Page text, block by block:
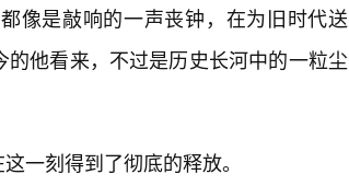
像是敲响的一声丧钟，在为旧时代送
他看来，不过是历史长河中的一粒尘
一刻得到了彻底的释放。